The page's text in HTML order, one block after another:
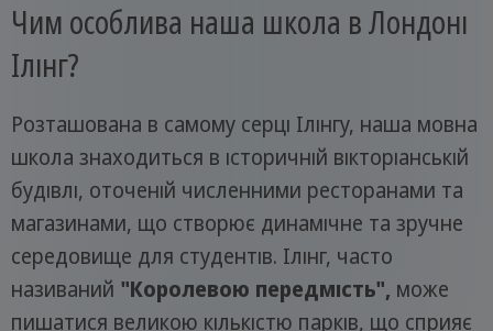
Чим особлива наша школа в Лондоні
Ілінг?
Розташована в самому серці Ілінгу, наша мовна
школа знаходиться в історичній вікторіанській
будівлі, оточеній численними ресторанами та
магазинами, що створює динамічне та зручне
середовище для студентів. Ілінг, часто
називаний "Королевою передмість", може
пишатися великою кількістю парків, що сприяє